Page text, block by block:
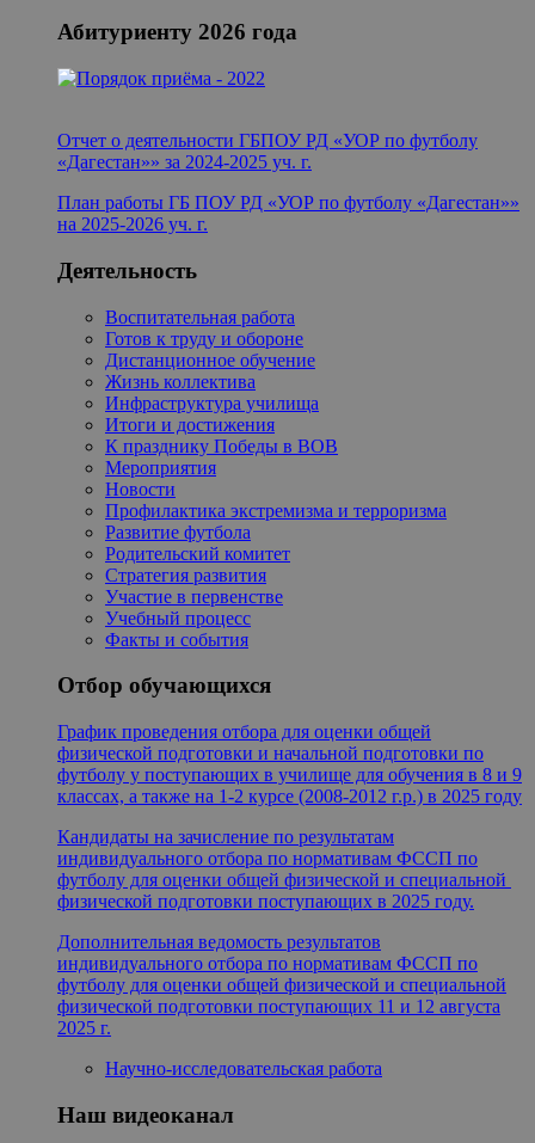
Абитуриенту 2026 года
Отчет о деятельности ГБПОУ РД «УОР по футболу
«Дагестан»» за 2024-2025 уч. г.
План работы ГБ ПОУ РД «УОР по футболу «Дагестан»»
на 2025-2026 уч. г.
Деятельность
Воспитательная работа
Готов к труду и обороне
Дистанционное обучение
Жизнь коллектива
Инфраструктура училища
Итоги и достижения
К празднику Победы в ВОВ
Мероприятия
Новости
Профилактика экстремизма и терроризма
Развитие футбола
Родительский комитет
Стратегия развития
Участие в первенстве
Учебный процесс
Факты и события
Отбор обучающихся
График проведения отбора для оценки общей
физической подготовки и начальной подготовки по
футболу у поступающих в училище для обучения в 8 и 9
классах, а также на 1-2 курсе (2008-2012 г.р.) в 2025 году
Кандидаты на зачисление по результатам
индивидуального отбора по нормативам ФССП по
футболу для оценки общей физической и специальной
физической подготовки поступающих в 2025 году.
Дополнительная ведомость результатов
индивидуального отбора по нормативам ФССП по
футболу для оценки общей физической и специальной
физической подготовки поступающих 11 и 12 августа
2025 г.
Научно-исследовательская работа
Наш видеоканал